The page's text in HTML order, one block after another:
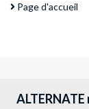
Page d'accueil